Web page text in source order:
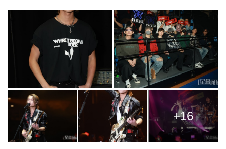
+16